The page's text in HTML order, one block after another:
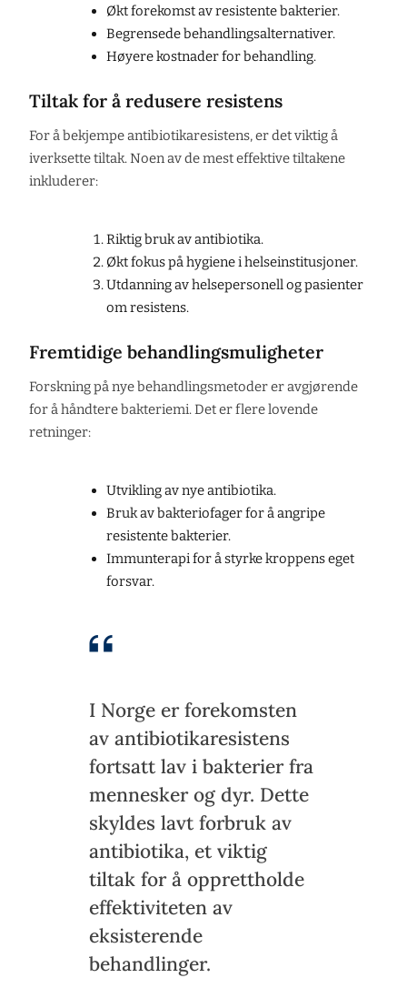
Økt forekomst av resistente bakterier.
Begrensede behandlingsalternativer.
Høyere kostnader for behandling.
Tiltak for å redusere resistens
For å bekjempe antibiotikaresistens, er det viktig å
iverksette tiltak. Noen av de mest effektive tiltakene
inkluderer:
Riktig bruk av antibiotika.
Økt fokus på hygiene i helseinstitusjoner.
Utdanning av helsepersonell og pasienter
om resistens.
Fremtidige behandlingsmuligheter
Forskning på nye behandlingsmetoder er avgjørende
for å håndtere bakteriemi. Det er flere lovende
retninger:
Utvikling av nye antibiotika.
Bruk av bakteriofager for å angripe
resistente bakterier.
Immunterapi for å styrke kroppens eget
forsvar.
I Norge er forekomsten
av antibiotikaresistens
fortsatt lav i bakterier fra
mennesker og dyr. Dette
skyldes lavt forbruk av
antibiotika, et viktig
tiltak for å opprettholde
effektiviteten av
eksisterende
behandlinger.